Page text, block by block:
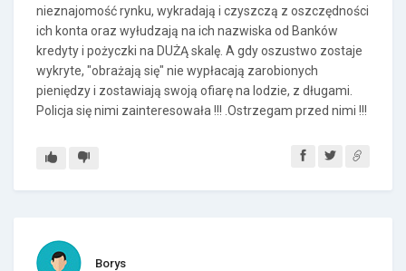
nieznajomość rynku, wykradają i czyszczą z oszczędności
ich konta oraz wyłudzają na ich nazwiska od Banków
kredyty i pożyczki na DUŻĄ skalę. A gdy oszustwo zostaje
wykryte, "obrażają się" nie wypłacają zarobionych
pieniędzy i zostawiają swoją ofiarę na lodzie, z długami.
Policja się nimi zainteresowała !!! .Ostrzegam przed nimi !!!
Borys